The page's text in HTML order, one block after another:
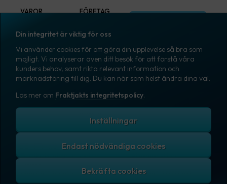
VAROR
Märkning
Emballage
Emballagetillbehör
Kontorsvaror
FÖRETAG
Pressrum
Medarbetare
Jobb & karriär
Nyhetsarkiv
Blogg
Skapa konto
Copyright © 2007 – 2026 Fraktjakt AB. All rights reserved.
Din integritet är viktig för oss
Vi använder cookies för att göra din upplevelse så bra som
möjligt. Vi analyserar även ditt besök för att förstå våra
kunders behov, samt rikta relevant information och
marknadsföring till dig. Du kan när som helst ändra dina val.
Läs mer om Fraktjakts integritetspolicy.
Inställningar
Endast nödvändiga cookies